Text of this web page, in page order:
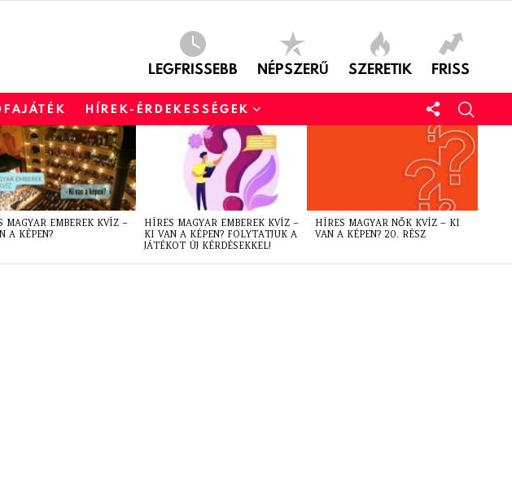
LEGFRISSEBB NÉPSZERŰ SZERETIK FRISS
HÍREK-ÉRDEKESSÉGEK
MAGYAR EMBEREK KVÍZ –
A KÉPEN?
HÍRES MAGYAR EMBEREK KVÍZ –
KI VAN A KÉPEN? FOLYTATJUK A
JÁTÉKOT ÚJ KÉRDÉSEKKEL!
HÍRES MAGYAR NŐK KVÍZ – KI
VAN A KÉPEN? 20. RÉSZ